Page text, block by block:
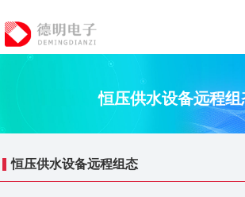
恒压供水设备远程组
恒压供水设备远程组态